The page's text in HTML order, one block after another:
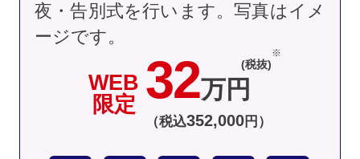
WEB
限定 32万円
(税抜)
（税込352,000円）
夜・告別式を行います。写真はイメ
ージです。